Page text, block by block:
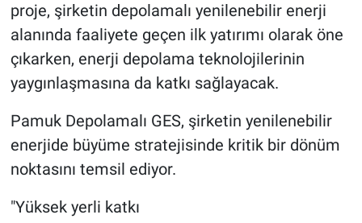
proje, şirketin depolamalı yenilenebilir enerji
alanında faaliyete geçen ilk yatırımı olarak öne
çıkarken, enerji depolama teknolojilerinin
yaygınlaşmasına da katkı sağlayacak.
Pamuk Depolamalı GES, şirketin yenilenebilir
enerjide büyüme stratejisinde kritik bir dönüm
noktasını temsil ediyor.
"Yüksek yerli katkı